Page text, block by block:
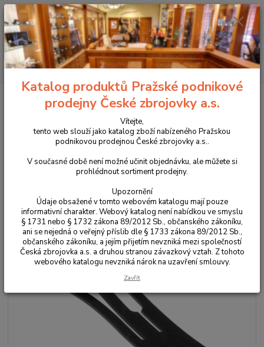
Menu
Hledat
+420 225 375 800
Příslušenství, doplňky a náhradní díly Pro pistole
Colt 1911
Pružina záchytu kohoutu pro Colt 1911 díl č.4
Pružina záchytu kohoutu pro Colt
1911 díl č.4
Katalog produktů Pražské podnikové
prodejny České zbrojovky a.s.
Vítejte,
tento web slouží jako katalog zboží nabízeného Pražskou
podnikovou prodejnou České zbrojovky a.s..
V současné době není možné učinit objednávku, ale můžete si
prohlédnout sortiment prodejny.
Upozornění
Údaje obsažené v tomto webovém katalogu mají pouze
informativní charakter. Webový katalog není nabídkou ve smyslu
§ 1731 nebo § 1732 zákona 89/2012 Sb., občanského zákoníku,
ani se nejedná o veřejný příslib dle § 1733 zákona 89/2012 Sb.,
občanského zákoníku, a jejím přijetím nevzniká mezi společností
Česká zbrojovka a.s. a druhou stranou závazkový vztah. Z tohoto
webového katalogu nevzniká nárok na uzavření smlouvy.
Zavřít